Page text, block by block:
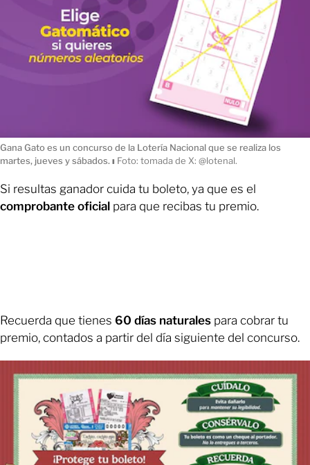
Gana Gato es un concurso de la Lotería Nacional que se realiza los
martes, jueves y sábados. ı Foto: tomada de X: @lotenal.
Si resultas ganador cuida tu boleto, ya que es el
comprobante oficial para que recibas tu premio.
Recuerda que tienes 60 días naturales para cobrar tu
premio, contados a partir del día siguiente del concurso.